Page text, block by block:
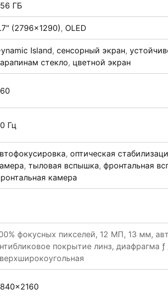
ГБ
(2796×1290), OLED
Island, сенсорный экран,
стекло, цветной экран
Гц
, оптическая
, тыловая вспышка, фронтальная
камера
фокусных пикселей, 12 МП, 13 мм,
покрытие линз, диафрагма ƒ